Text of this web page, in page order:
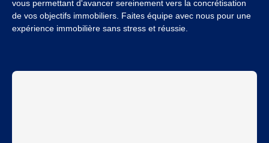
vous permettant d'avancer sereinement vers la concrétisation
de vos objectifs immobiliers. Faites équipe avec nous pour une
expérience immobilière sans stress et réussie.